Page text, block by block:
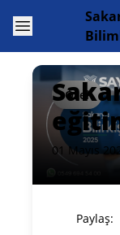
Open menu
Özel
01 Mayıs
Paylaş: